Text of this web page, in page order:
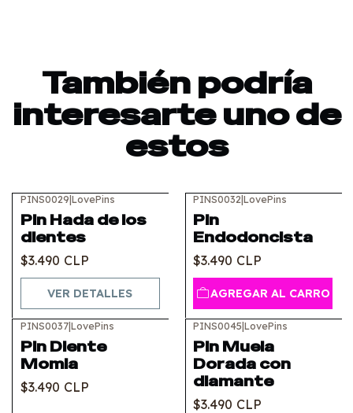
También podría
interesarte uno de
estos
PINS0029|LovePins
Pin Hada de los
dientes
$3.490 CLP
VER DETALLES
PINS0032|LovePins
Pin
Endodoncista
$3.490 CLP
AGREGAR AL CARRO
PINS0037|LovePins
Pin Diente
Momia
$3.490 CLP
PINS0045|LovePins
Pin Muela
Dorada con
diamante
$3.490 CLP